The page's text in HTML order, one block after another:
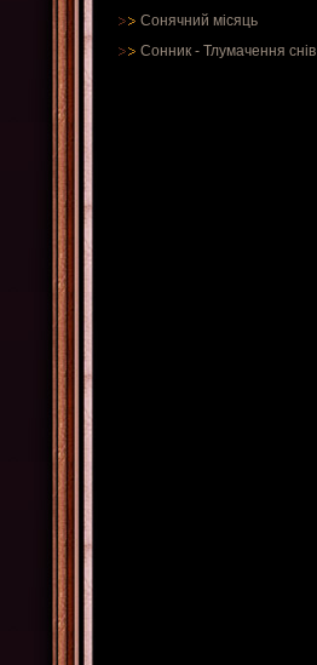
Сонячний місяць
Сонник - Тлумачення снів